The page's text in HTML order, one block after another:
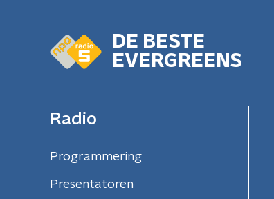
DE BESTE
EVERGREENS
Radio
Programmering
Presentatoren